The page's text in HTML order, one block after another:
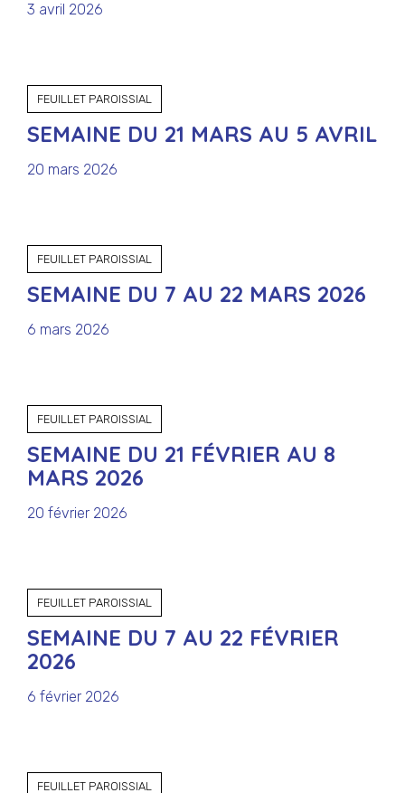
3 avril 2026
FEUILLET PAROISSIAL
SEMAINE DU 21 MARS AU 5 AVRIL
20 mars 2026
FEUILLET PAROISSIAL
SEMAINE DU 7 AU 22 MARS 2026
6 mars 2026
FEUILLET PAROISSIAL
SEMAINE DU 21 FÉVRIER AU 8
MARS 2026
20 février 2026
FEUILLET PAROISSIAL
SEMAINE DU 7 AU 22 FÉVRIER
2026
6 février 2026
FEUILLET PAROISSIAL